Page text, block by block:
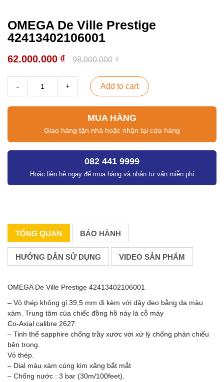
OMEGA De Ville Prestige
42413402106001
62.000.000 ₫ 98.000.000 ₫
Add to cart
MUA HÀNG
Giao hàng tận nhà hoặc nhận tại cửa hàng
082 441 9999
Hoặc liên hệ ngay để mua hàng và nhận tư vấn miễn phí
TỔNG QUAN BẢO HÀNH
HƯỚNG DẪN SỬ DỤNG VIDEO SẢN PHẨM
OMEGA De Ville Prestige 42413402106001
– Vỏ thép không gỉ 39,5 mm đi kèm với dây đeo bằng da màu
xám. Trung tâm của chiếc đồng hồ này là cỗ máy
Co-Axial calibre 2627.
– Tinh thể sapphire chống trầy xước với xử lý chống phản chiếu
bên trong.
Vỏ thép.
– Dial màu xám cùng kim xăng bắt mắt
– Chống nước : 3 bar (30m/100feet).